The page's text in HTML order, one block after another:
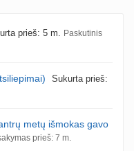
prieš: 5 m. Paskutinis
Sukurta prieš:
metų išmokas gavo
prieš: 7 m.